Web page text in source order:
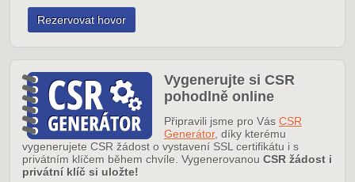
Vygenerujte si CSR
pohodlně online
Připravili jsme pro Vás CSR
Generátor, díky kterému
vygenerujete CSR žádost o vystavení SSL certifikátu i s
privátním klíčem během chvíle. Vygenerovanou CSR žádost i
privátní klíč si uložte!